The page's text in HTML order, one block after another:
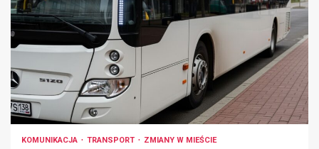
KOMUNIKACJA TRANSPORT ZMIANY W MIEŚCIE